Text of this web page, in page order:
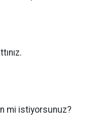
mi istiyorsunuz?